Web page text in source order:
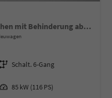
Selection Angebot f. Menschen mit Behinderung ab 50%! 1.0 TSI 115PS, 16"Alu, Climatronic, Dachreling, M-Lederlenkrad, LED-Scheinwerfer, Tempomat, Parksensoren hinten, Virtual Cockpit 8", SunSet, Infotainment 8" + Wireless SmartLink
Getriebe
Schalt. 6-Gang
85 kW (116 PS)